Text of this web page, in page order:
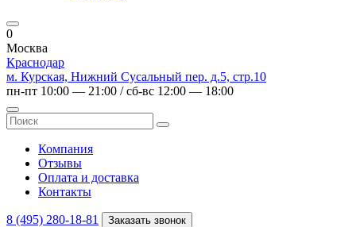
0
Москва
Краснодар
м. Курская, Нижний Сусальный пер. д.5, стр.10
пн-пт 10:00 — 21:00 / сб-вс 12:00 — 18:00
Компания
Отзывы
Оплата и доставка
Контакты
8 (495) 280-18-81 Заказать звонок